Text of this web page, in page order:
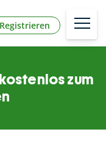
Registrieren
zum